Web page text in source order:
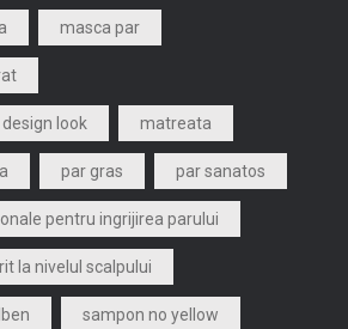
masca par
look matreata
par gras par sanatos
pentru ingrijirea parului
la nivelul scalpului
sampon no yellow